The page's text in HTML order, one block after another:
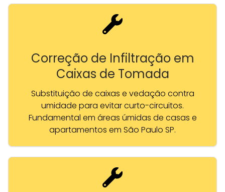
Correção de Infiltração em
Caixas de Tomada
Substituição de caixas e vedação contra
umidade para evitar curto-circuitos.
Fundamental em áreas úmidas de casas e
apartamentos em São Paulo SP.